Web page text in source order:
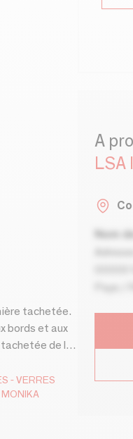
tachetée.
bords et aux
de la
VERRES
A
LSA
Nom
Pays /